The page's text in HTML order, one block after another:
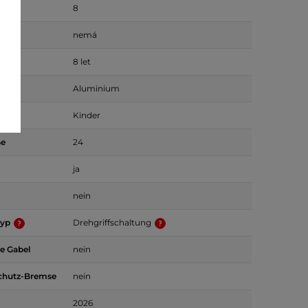
8
nemá
8 let
Aluminium
Kinder
24
ja
nein
Drehgriffschaltung
Gabel nein
Bremse nein
2026